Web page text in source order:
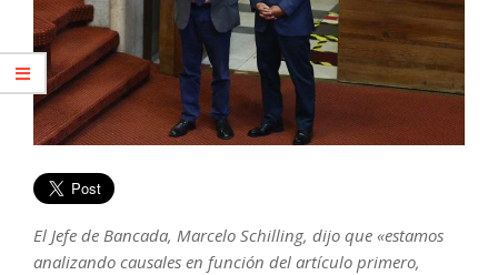
El Jefe de Bancada, Marcelo Schilling, dijo que «estamos
analizando causales en función del artículo primero,